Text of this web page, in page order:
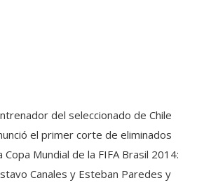
del seleccionado de Chile
el primer corte de eliminados
Copa Mundial de la FIFA Brasil 2014:
Canales y Esteban Paredes y